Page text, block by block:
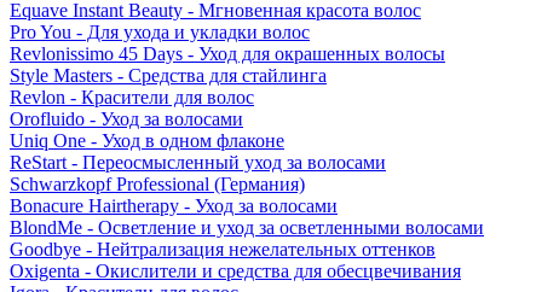
Equave Instant Beauty - Мгновенная красота волос
Pro You - Для ухода и укладки волос
Revlonissimo 45 Days - Уход для окрашенных волосы
Style Masters - Средства для стайлинга
Revlon - Красители для волос
Orofluido - Уход за волосами
Uniq One - Уход в одном флаконе
ReStart - Переосмысленный уход за волосами
Schwarzkopf Professional (Германия)
Bonacure Hairtherapy - Уход за волосами
BlondMe - Осветление и уход за осветленными волосами
Goodbye - Нейтрализация нежелательных оттенков
Oxigenta - Окислители и средства для обесцвечивания